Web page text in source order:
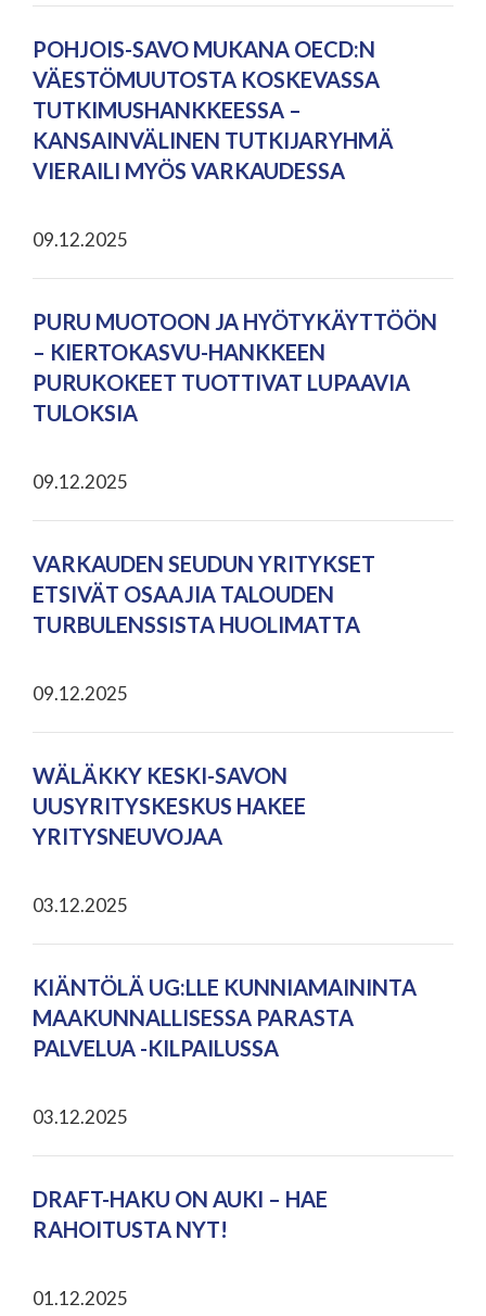
POHJOIS-SAVO MUKANA OECD:N
VÄESTÖMUUTOSTA KOSKEVASSA
TUTKIMUSHANKKEESSA –
KANSAINVÄLINEN TUTKIJARYHMÄ
VIERAILI MYÖS VARKAUDESSA
09.12.2025
PURU MUOTOON JA HYÖTYKÄYTTÖÖN
– KIERTOKASVU-HANKKEEN
PURUKOKEET TUOTTIVAT LUPAAVIA
TULOKSIA
09.12.2025
VARKAUDEN SEUDUN YRITYKSET
ETSIVÄT OSAAJIA TALOUDEN
TURBULENSSISTA HUOLIMATTA
09.12.2025
WÄLÄKKY KESKI-SAVON
UUSYRITYSKESKUS HAKEE
YRITYSNEUVOJAA
03.12.2025
KIÄNTÖLÄ UG:LLE KUNNIAMAININTA
MAAKUNNALLISESSA PARASTA
PALVELUA -KILPAILUSSA
03.12.2025
DRAFT-HAKU ON AUKI – HAE
RAHOITUSTA NYT!
01.12.2025